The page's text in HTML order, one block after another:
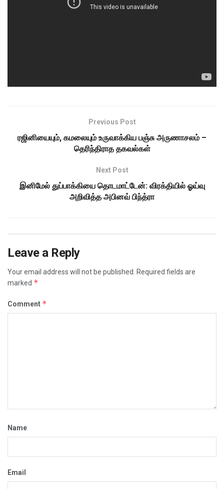
Previous Post
ரஜினியையும், கமலையும் உருவாக்கிய பஞ்சு அருணாசலம் –
தெரிந்திராத தகவல்கள்
Next Post
இனிமேல் துப்பாக்கியை தொடமாட்டேன்: விரக்தியில் ஓய்வு
அறிவித்த அபினவ் பிந்த்ரா
Leave a Reply
Your email address will not be published. Required fields are
marked *
Comment *
Name
Email